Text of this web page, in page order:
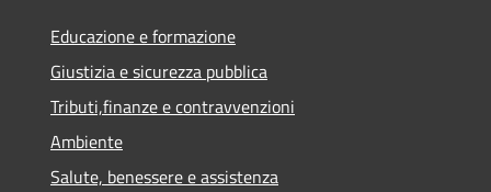
Educazione e formazione
Giustizia e sicurezza pubblica
Tributi,finanze e contravvenzioni
Ambiente
Salute, benessere e assistenza